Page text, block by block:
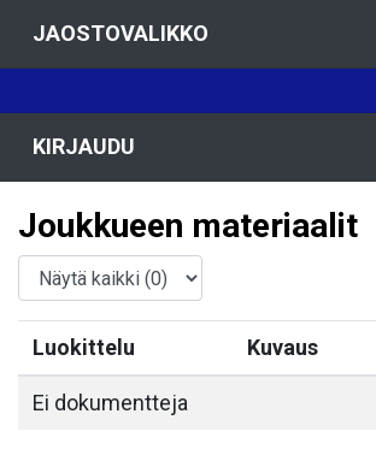
JAOSTOVALIKKO
KIRJAUDU
Joukkueen materiaalit
Luokittelu Kuvaus
Ei dokumentteja